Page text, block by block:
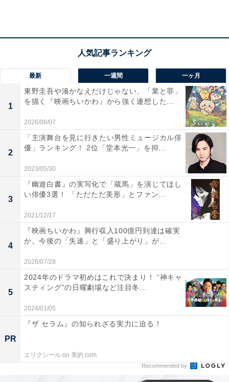
正が判断。寝返った家臣らの話から、信長に命じられる
がまま戦ばかりの家康に対する不満が明らかに。
一大事に病に臥せっている自分を情けなく思う家康は、
虎松になぜ武田ではなく民からもばかにされ笑われる自
分に士官したのかと問います。「民を恐れさせる殿様よ
り、民を笑顔にする殿様のほうがいい」と虎松。その言
葉を聞いた家康は、「勝頼を叩きに行く。わしのそばに
付け」と虎松に命じるのでした。一方、瀬名は武田方で
諜報（ちょうほう）活動をする巫女・千代（古川琴音）
を築山に呼び出し、家臣らに手を出されるくらいならと
最新 一週間 一ヶ月
1
東野圭吾や湊かなえだけじゃない、「業と罪」
を描く『映画ちいかわ』から強く連想した...
2026/08/07
2
「主演舞台を見に行きたい男性ミュージカル俳
優」ランキング！ 2位「堂本光一」を抑...
2023/05/30
3
『幽遊白書』の実写化で「蔵馬」を演じてほし
い俳優3選！ 「ただただ美形」とファン...
2021/12/17
4
『映画ちいかわ』興行収入100億円到達は確実
か。今後の「失速」と「盛り上がり」が...
2026/07/28
5
2024年のドラマ初めはこれで決まり！ “神キャ
スティング”の日曜劇場など注目冬...
2024/01/05
PR
『ザ セラム』の知られざる実力に迫る！
エリクシール on 美的.com
Recommended by